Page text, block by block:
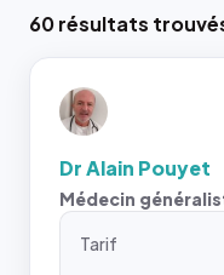
60 résultats
Dr Alain Pouyet
Médecin
Tarif